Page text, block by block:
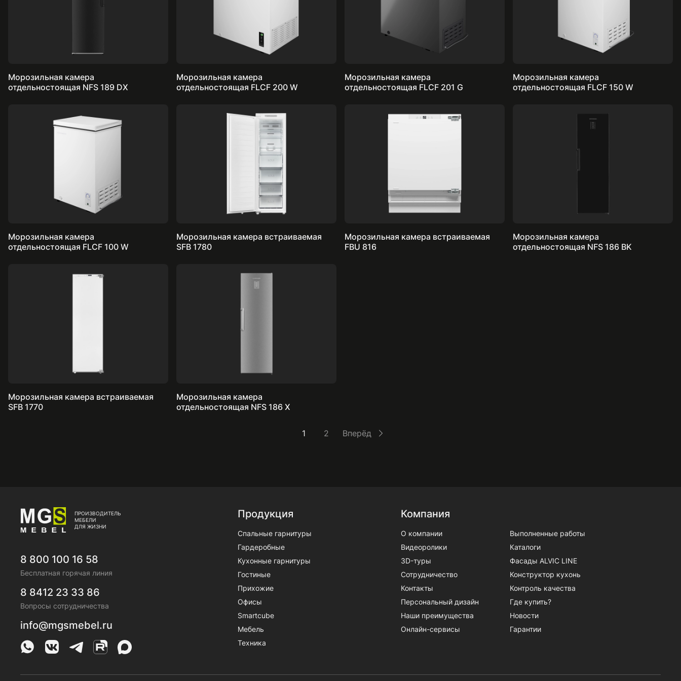
Морозильная камера
отдельностоящая NFS 189 DX
Морозильная камера
отдельностоящая FLCF 200 W
Морозильная камера
отдельностоящая FLCF 201 G
Морозильная камера
отдельностоящая FLCF 150 W
Морозильная камера
отдельностоящая FLCF 100 W
Морозильная камера встраиваемая
SFB 1780
Морозильная камера встраиваемая
FBU 816
Морозильная камера
отдельностоящая NFS 186 BK
Морозильная камера встраиваемая
SFB 1770
Морозильная камера
отдельностоящая NFS 186 X
1 2 Вперёд
ПРОИЗВОДИТЕЛЬ
МЕБЕЛИ
ДЛЯ ЖИЗНИ
8 800 100 16 58
Бесплатная горячая линия
8 8412 23 33 86
Вопросы сотрудничества
info@mgsmebel.ru
MGS Mebel в Whatsapp
MGS Mebel в VK
MGS Mebel в Telegram
MGS Mebel на Rutube
MGS Mebel на MAX
Продукция
Спальные гарнитуры
Гардеробные
Кухонные гарнитуры
Гостиные
Прихожие
Офисы
Smartcube
Мебель
Техника
Компания
О компании
Выполненные работы
Видеоролики
Каталоги
3D-туры
Фасады ALVIC LINE
Сотрудничество
Конструктор кухонь
Контакты
Контроль качества
Персональный дизайн
Где купить?
Наши преимущества
Новости
Онлайн-сервисы
Гарантии